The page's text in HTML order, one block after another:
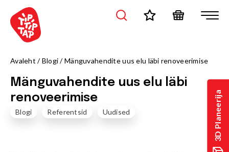
3D Planeerija
Avaleht /Blogi/Mänguvahendite uus elu läbi renoveerimise
Mänguvahendite uus elu läbi
renoveerimise
Blogi Referentsid Uudised